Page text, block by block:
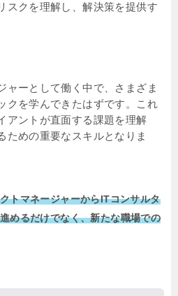
スクを理解し、解決策を提供す
ャーとして働く中で、さまざま
クを学んできたはずです。これ
アントが直面する課題を理解
ための重要なスキルとなりま
トマネージャーからITコンサルタ
めるだけでなく、新たな職場での